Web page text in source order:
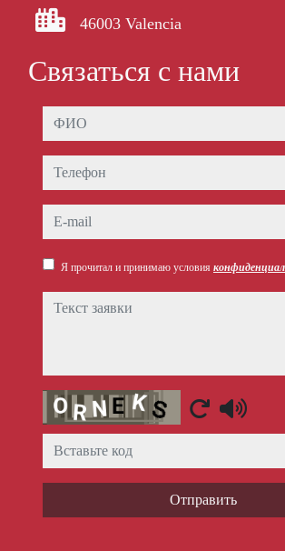
46003 Valencia
Связаться с нами
ФИО
Телефон
e-mail
Я прочитал и принимаю условия
Текст заявки
Captcha
Отправить